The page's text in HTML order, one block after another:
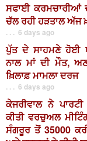
ਸਫਾਈ ਕਰਮਚਾਰੀਆਂ
ਚੱਲ ਰਹੀ ਹੜਤਾਲ ਅੱਜ
. . . 6 days ago
ਪੁੱਤ ਦੇ ਸਾਹਮਣੇ ਹੋਈ
ਨਾਲ ਮਾਂ ਦੀ ਮੌਤ,
ਖ਼ਿਲਾਫ਼ ਮਾਮਲਾ ਦਰਜ
. . . 6 days ago
ਕੇਜਰੀਵਾਲ ਨੇ
ਕੀਤੀ ਵਰਚੁਅਲ
ਸੰਗਰੂਰ ਤੋਂ 35000